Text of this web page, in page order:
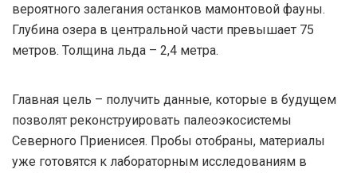
вероятного залегания останков мамонтовой фауны.
Глубина озера в центральной части превышает 75
метров. Толщина льда – 2,4 метра.
Главная цель – получить данные, которые в будущем
позволят реконструировать палеоэкосистемы
Северного Приенисея. Пробы отобраны, материалы
уже готовятся к лабораторным исследованиям в